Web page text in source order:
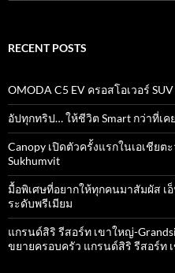
RECENT POSTS
OMODA C5 EV ครอสโอเวอร์
อัปทุกทริป… ให้ชีวิต Smart กว่าที่เค
Canopy เปิดตัวครั้งแรกในเอเชียต
Sukhumvit
มื้อพิเศษที่อยากให้ทุกคนมาสัมผัส เ
ระดับพรีเมียม
แกรนด์สิริ​ รีสอร์ท​ เขาใหญ่​-
ขยายครอบครัว แกรนด์สิริ รีสอร์ท